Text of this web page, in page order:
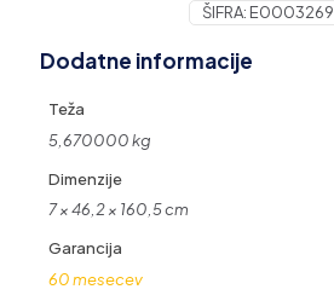
zelena
ŠIFRA: E0003269
Dodatne informacije
Teža
5,670000 kg
Dimenzije
7 × 46,2 × 160,5 cm
Garancija
60 mesecev